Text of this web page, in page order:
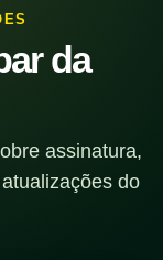
da
assinatura,
do